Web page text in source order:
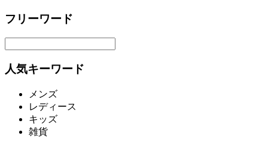
フリーワード
人気キーワード
メンズ
レディース
キッズ
雑貨